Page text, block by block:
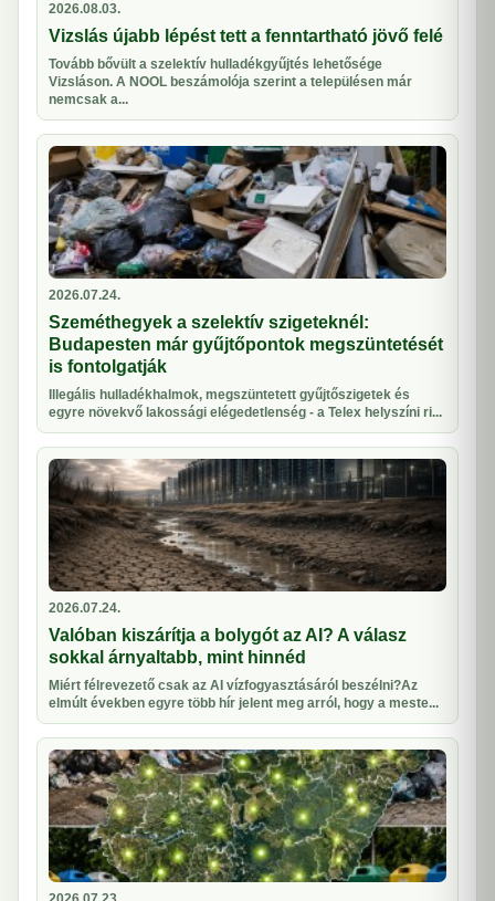
2026.08.03.
Vizslás újabb lépést tett a fenntartható jövő felé
Tovább bővült a szelektív hulladékgyűjtés lehetősége
Vizsláson. A NOOL beszámolója szerint a településen már
nemcsak a...
2026.07.24.
Szeméthegyek a szelektív szigeteknél:
Budapesten már gyűjtőpontok megszüntetését
is fontolgatják
Illegális hulladékhalmok, megszüntetett gyűjtőszigetek és
egyre növekvő lakossági elégedetlenség - a Telex helyszíni ri...
2026.07.24.
Valóban kiszárítja a bolygót az AI? A válasz
sokkal árnyaltabb, mint hinnéd
Miért félrevezető csak az AI vízfogyasztásáról beszélni?Az
elmúlt években egyre több hír jelent meg arról, hogy a meste...